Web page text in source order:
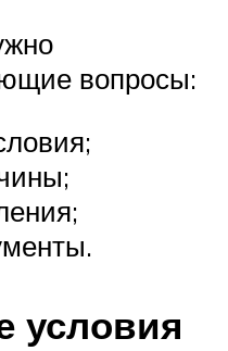
вопросы:
условия